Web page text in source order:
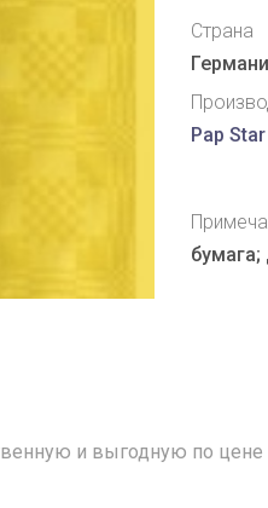
Страна
Pap Star
и выгодную по